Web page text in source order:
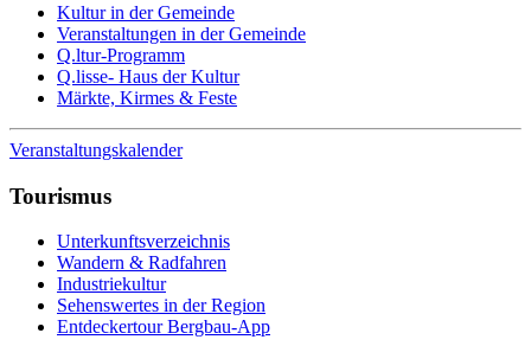
Kultur in der Gemeinde
Veranstaltungen in der Gemeinde
Q.ltur-Programm
Q.lisse- Haus der Kultur
Märkte, Kirmes & Feste
Veranstaltungskalender
Tourismus
Unterkunftsverzeichnis
Wandern & Radfahren
Industriekultur
Sehenswertes in der Region
Entdeckertour Bergbau-App